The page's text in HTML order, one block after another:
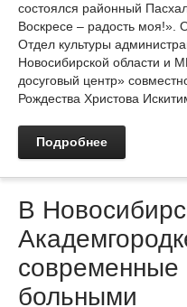
состоялся районный
Воскресе – радость моя!».
Отдел культуры
Новосибирской области и
досуговый центр»
Рождества Христова
Подробнее
В
современные
больными